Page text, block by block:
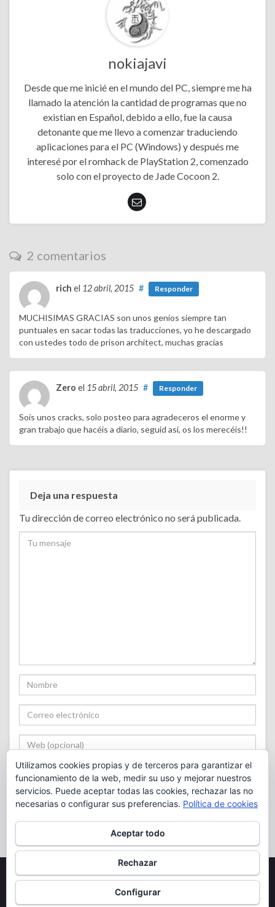
nokiajavi
Desde que me inicié en el mundo del PC, siempre me ha
llamado la atención la cantidad de programas que no
existian en Español, debido a ello, fue la causa
detonante que me llevo a comenzar traduciendo
aplicaciones para el PC (Windows) y después me
interesé por el romhack de PlayStation 2, comenzado
solo con el proyecto de Jade Cocoon 2.
2 comentarios
rich el 12 abril, 2015 # Responder
MUCHISIMAS GRACIAS son unos genios siempre tan
puntuales en sacar todas las traducciones, yo he descargado
con ustedes todo de prison architect, muchas gracias
Zero el 15 abril, 2015 # Responder
Sois unos cracks, solo posteo para agradeceros el enorme y
gran trabajo que hacéis a diario, seguid así, os los merecéis!!
Deja una respuesta
Tu dirección de correo electrónico no será publicada.
Notificarme cuando haya nuevos comentarios.
Copyright 2022 Tapia
Excepto allí donde se establezcan otros términos, el contenido de este sitio se
Licencia Creative Commons
Hecho con
porGraphene Themes.
Utilizamos cookies propias y de terceros para garantizar el
funcionamiento de la web, medir su uso y mejorar nuestros
servicios. Puede aceptar todas las cookies, rechazar las no
necesarias o configurar sus preferencias. Política de cookies
Aceptar todo
Rechazar
Configurar